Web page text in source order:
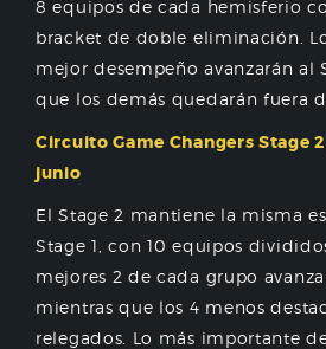
8 equipos de cada hemisferio
bracket de doble eliminación.
mejor desempeño avanzarán al
que los demás quedarán fuera
Circuito Game Changers Stage
junio
El Stage 2 mantiene la misma
Stage 1, con 10 equipos
mejores 2 de cada grupo
mientras que los 4 menos
relegados. Lo más importante